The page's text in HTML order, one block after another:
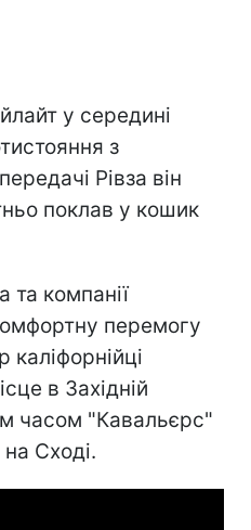
у середині
з
Рівза він
поклав у кошик
компанії
перемогу
в Західній
часом "Кавальєрс"
Сході.